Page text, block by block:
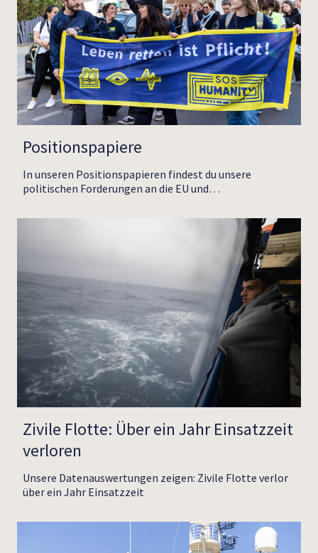
Positionspapiere
In unseren Positionspapieren findest du unsere
politischen Forderungen an die EU und…
Zivile Flotte: Über ein Jahr Einsatzzeit
verloren
Unsere Datenauswertungen zeigen: Zivile Flotte verlor
über ein Jahr Einsatzzeit